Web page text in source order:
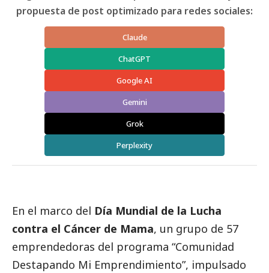
propuesta de post optimizado para redes sociales:
Claude
ChatGPT
Google AI
Gemini
Grok
Perplexity
En el marco del Día Mundial de la Lucha
contra el Cáncer de Mama, un grupo de 57
emprendedoras del programa “Comunidad
Destapando Mi Emprendimiento”, impulsado